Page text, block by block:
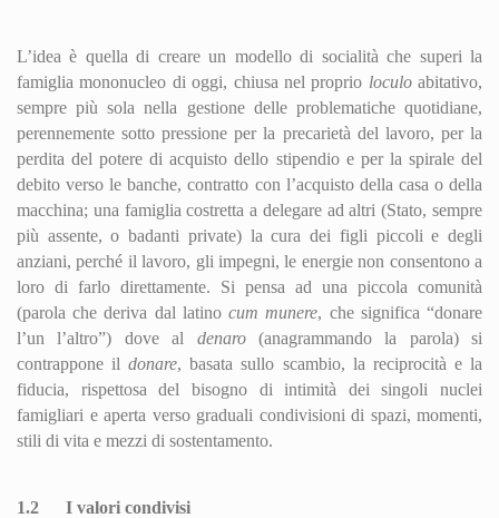
L’idea è quella di creare un modello di socialità che superi la
famiglia mononucleo di oggi, chiusa nel proprio loculoabitativo,
sempre più sola nella gestione delle problematiche quotidiane,
perennemente sotto pressione per la precarietà del lavoro, per la
perdita del potere di acquisto dello stipendio e per la spirale del
debito verso le banche, contratto con l’acquisto della casa o della
macchina; una famiglia costretta a delegare ad altri (Stato, sempre
più assente, o badanti private) la cura dei figli piccoli e degli
anziani, perché il lavoro, gli impegni, le energie non consentono a
loro di farlo direttamente. Si pensa ad una piccola comunità
(parola che deriva dal latinocum munere, che significa “donare
l’un l’altro”) dove al denaro(anagrammando la parola) si
contrappone ildonare, basata sullo scambio, la reciprocità e la
fiducia, rispettosa del bisogno di intimità dei singoli nuclei
famigliari e aperta verso graduali condivisioni di spazi, momenti,
stili di vita e mezzi di sostentamento.
1.2 I valori condivisi